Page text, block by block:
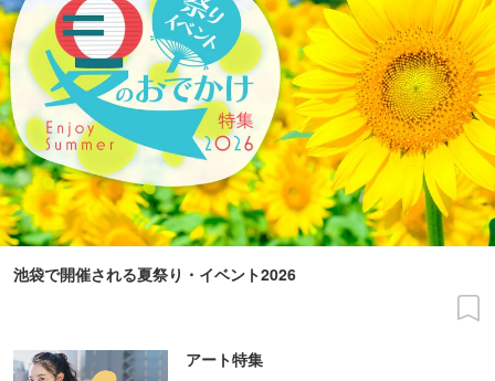
池袋で開催される夏祭り・イベント2026
アート特集